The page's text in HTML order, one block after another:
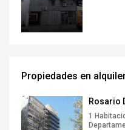
Propiedades en
Rosario
1